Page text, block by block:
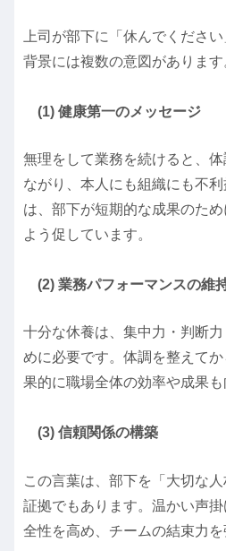
上司が部下に「休んでくださ
背景には複数の意図があります
(1) 健康第一のメッセージ
無理をして業務を続けると、
ながり、本人にも組織にも不
は、部下が短期的な成果のた
よう促しています。
(2) 業務パフォーマンスの維
十分な休養は、集中力・判断
めに必要です。体調を整えて
果的に職場全体の効率や成果も
(3) 信頼関係の構築
この言葉は、部下を「大切な
証拠でもあります。温かい声
全性を高め、チームの結束力を